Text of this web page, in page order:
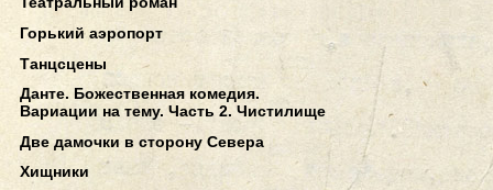
Горький аэропорт
Танцсцены
Данте. Божественная комедия.
Вариации на тему. Часть 2. Чистилище
Две дамочки в сторону Севера
Хищники